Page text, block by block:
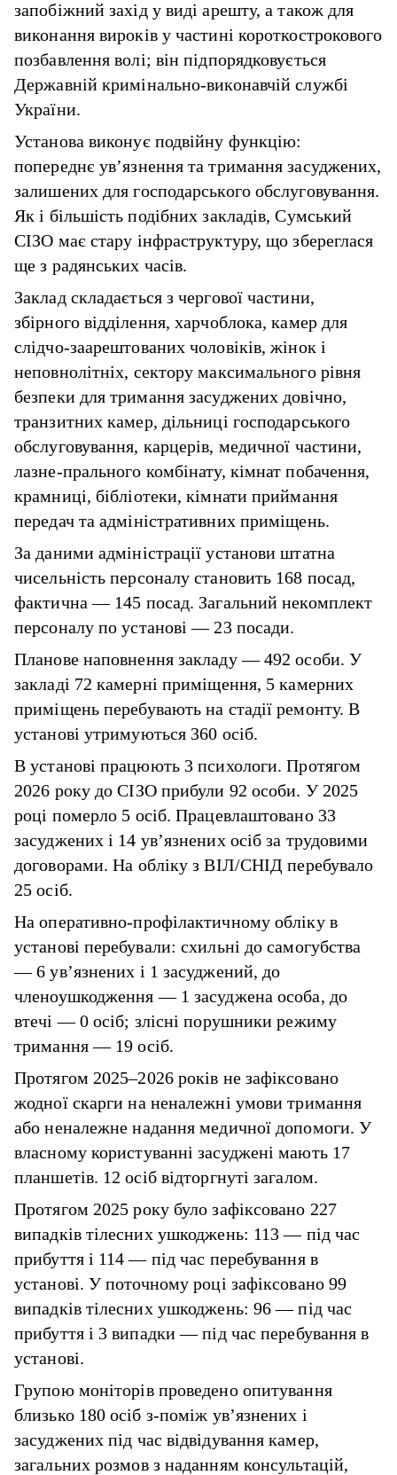
запобіжний захід у виді арешту, а також для
виконання вироків у частині короткострокового
позбавлення волі; він підпорядковується
Державній кримінально-виконавчій службі
України.
Установа виконує подвійну функцію:
попереднє ув’язнення та тримання засуджених,
залишених для господарського обслуговування.
Як і більшість подібних закладів, Сумський
СІЗО має стару інфраструктуру, що збереглася
ще з радянських часів.
Заклад складається з чергової частини,
збірного відділення, харчоблока, камер для
слідчо-заарештованих чоловіків, жінок і
неповнолітніх, сектору максимального рівня
безпеки для тримання засуджених довічно,
транзитних камер, дільниці господарського
обслуговування, карцерів, медичної частини,
лазне-прального комбінату, кімнат побачення,
крамниці, бібліотеки, кімнати приймання
передач та адміністративних приміщень.
За даними адміністрації установи штатна
чисельність персоналу становить 168 посад,
фактична — 145 посад. Загальний некомплект
персоналу по установі — 23 посади.
Планове наповнення закладу — 492 особи. У
закладі 72 камерні приміщення, 5 камерних
приміщень перебувають на стадії ремонту. В
установі утримуються 360 осіб.
В установі працюють 3 психологи. Протягом
2026 року до СІЗО прибули 92 особи. У 2025
році померло 5 осіб. Працевлаштовано 33
засуджених і 14 ув’язнених осіб за трудовими
договорами. На обліку з ВІЛ/СНІД перебувало
25 осіб.
На оперативно-профілактичному обліку в
установі перебували: схильні до самогубства
— 6 ув’язнених і 1 засуджений, до
членоушкодження — 1 засуджена особа, до
втечі — 0 осіб; злісні порушники режиму
тримання — 19 осіб.
Протягом 2025–2026 років не зафіксовано
жодної скарги на неналежні умови тримання
або неналежне надання медичної допомоги. У
власному користуванні засуджені мають 17
планшетів. 12 осіб відторгнуті загалом.
Протягом 2025 року було зафіксовано 227
випадків тілесних ушкоджень: 113 — під час
прибуття і 114 — під час перебування в
установі. У поточному році зафіксовано 99
випадків тілесних ушкоджень: 96 — під час
прибуття і 3 випадки — під час перебування в
установі.
Групою моніторів проведено опитування
близько 180 осіб з-поміж ув’язнених і
засуджених під час відвідування камер,
загальних розмов з наданням консультацій,